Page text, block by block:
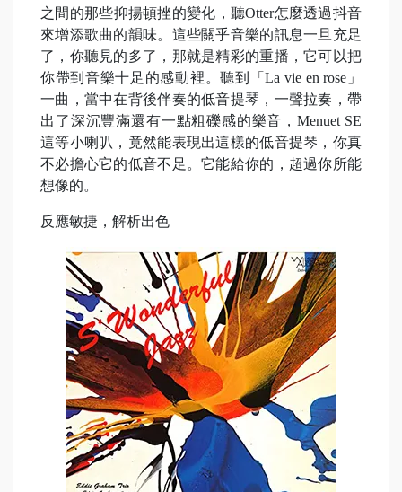
之間的那些抑揚頓挫的變化，聽Otter怎麼透過抖音
來增添歌曲的韻味。這些關乎音樂的訊息一旦充足
了，你聽見的多了，那就是精彩的重播，它可以把
你帶到音樂十足的感動裡。聽到「La vie en rose」
一曲，當中在背後伴奏的低音提琴，一聲拉奏，帶
出了深沉豐滿還有一點粗礫感的樂音，Menuet SE
這等小喇叭，竟然能表現出這樣的低音提琴，你真
不必擔心它的低音不足。它能給你的，超過你所能
想像的。
反應敏捷，解析出色